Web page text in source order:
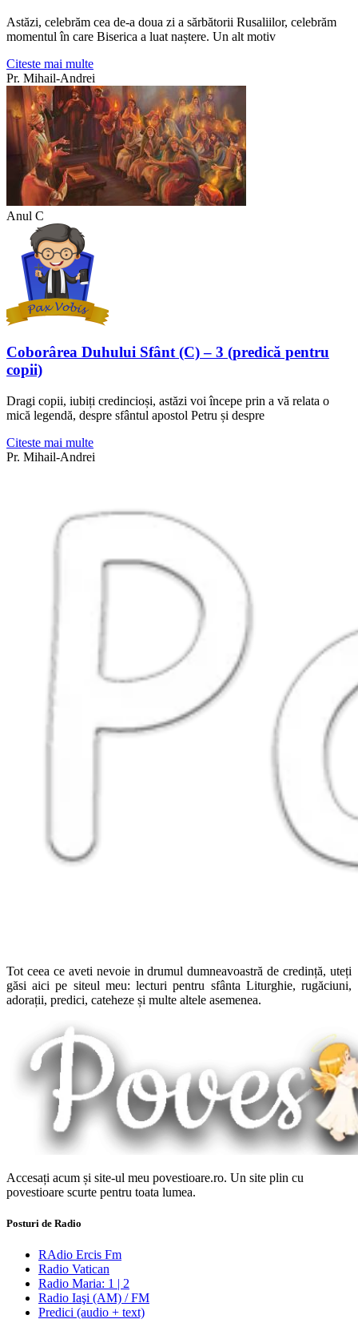
Astăzi, celebrăm cea de-a doua zi a sărbătorii Rusaliilor, celebrăm
momentul în care Biserica a luat naștere. Un alt motiv
Citeste mai multe
Pr. Mihail-Andrei
Anul C
Coborârea Duhului Sfânt (C) – 3 (predică pentru
copii)
Dragi copii, iubiți credincioși, astăzi voi începe prin a vă relata o
mică legendă, despre sfântul apostol Petru și despre
Citeste mai multe
Pr. Mihail-Andrei
Tot ceea ce aveti nevoie in drumul dumneavoastră de credință, uteți
găsi aici pe siteul meu: lecturi pentru sfânta Liturghie, rugăciuni,
adorații, predici, cateheze și multe altele asemenea.
Accesați acum și site-ul meu povestioare.ro. Un site plin cu
povestioare scurte pentru toata lumea.
Posturi de Radio
RAdio Ercis Fm
Radio Vatican
Radio Maria: 1 | 2
Radio Iaşi (AM) / FM
Predici (audio + text)